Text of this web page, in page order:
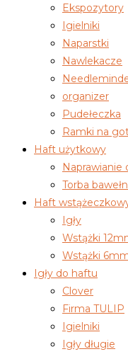
Ekspozytory
Igielniki
Naparstki
Nawlekacze
organizer
Pudełeczka
Ramki na
Haft użytkowy
Naprawianie
Torba
Haft
Igły
Wstążki
Wstążki
Igły do haftu
Clover
Firma TULIP
Igielniki
Igły długie